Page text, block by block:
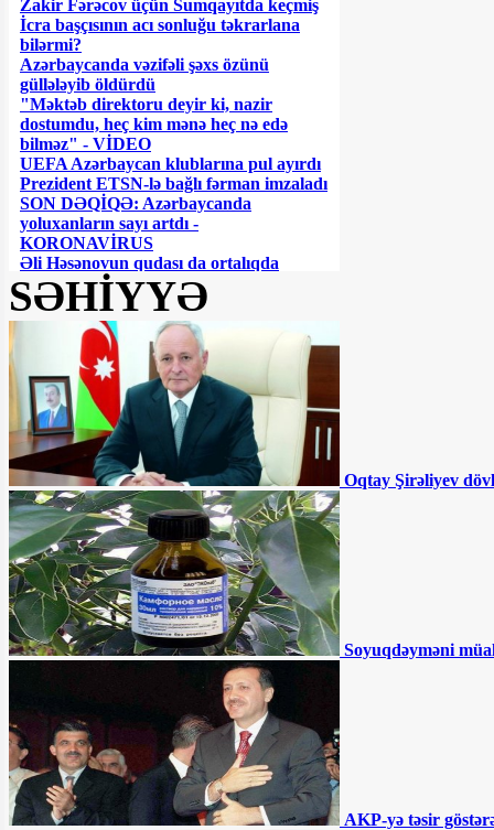
Zakir Fərəcov üçün Sumqayıtda keçmiş
İcra başçısının acı sonluğu təkrarlana
bilərmi?
Azərbaycanda vəzifəli şəxs özünü
güllələyib öldürdü
"Məktəb direktoru deyir ki, nazir
dostumdu, heç kim mənə heç nə edə
bilməz" - VİDEO
UEFA Azərbaycan klublarına pul ayırdı
Prezident ETSN-lə bağlı fərman imzaladı
SON DƏQİQƏ: Azərbaycanda
yoluxanların sayı artdı -
KORONAVİRUS
Əli Həsənovun qudası da ortalıqda
görünmür... - İLGİNC
ƏƏSMN -in 190 manatı koronavirusa
necə "yoluxdurur"?
DGK ləğv olunarsa.... - İDDİA
“Mən də 3 milyonu Çovdarova halal
edirəm” - Tağı Əhmədov
190 manata görə SMS almayanların
nəzərinə!
Ali Məhkəmədən İlqar Məmmədovla
bağlı QƏRAR - BƏRAƏT VERİLDİ
İlham Əliyev sərəncam imzaladı
"Azəriqaz" nədən məhkəmə qapılarında
qalıb? - Büdcə təşkilatlarına kommunal
xərclər üçün pul ayrılsa da...
"İran və Türkiyə arasında ticarət davam
etməlidir" - Ruhani
190 manatın ortaya çıxardığı həqiqətlər -
TƏHLİL
Akif Çovdarov nə edəcək? -
“Gürcüstana gedəcək və...”
Ağdamda 15 il əvvəl tikilən məktəb
çökür - “İnvestisiya planına salınıb,
amma...”
Əhmədzadənin texnikaları Gəncədə
yolları qazıb kimləri varlandırır? -
İDDİA
"Təmiz Şəhər" ASC 2 ildir ki, maliyyə
hesabatı vermir
SƏHİYYƏ
Oqtay Şirəliyev
Soyuqdəyməni
AKP-yə təsir